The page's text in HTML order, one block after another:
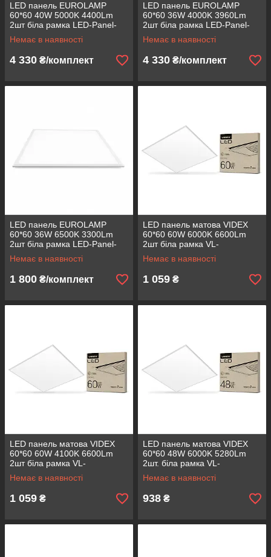
LED панель EUROLAMP
60*60 40W 5000K 4400Lm
2шт біла рамка LED-Panel-
40/50(110)(2) (світлодіодний
світильник)
Немає в наявності
4 330 ₴/комплект
LED панель EUROLAMP
60*60 36W 4000K 3960Lm
2шт біла рамка LED-Panel-
36/40(110)(2) (світлодіодний
світильник)
Немає в наявності
4 330 ₴/комплект
LED панель EUROLAMP
60*60 36W 6500K 3300Lm
2шт біла рамка LED-Panel-
36/65(2) (світлодіодний
світильник)
Немає в наявності
1 800 ₴/комплект
LED панель матова VIDEX
60*60 60W 6000K 6600Lm
2шт біла рамка VL-
Pb606W(2) (світлодіодний
світильник)
Немає в наявності
1 059 ₴
LED панель матова VIDEX
60*60 60W 4100K 6600Lm
2шт біла рамка VL-
Pb604W(2) (світлодіодний
світильник)
Немає в наявності
1 059 ₴
LED панель матова VIDEX
60*60 48W 6000K 5280Lm
2шт. біла рамка VL-
Pb486W(2) (світлодіодний
світильник)
Немає в наявності
938 ₴